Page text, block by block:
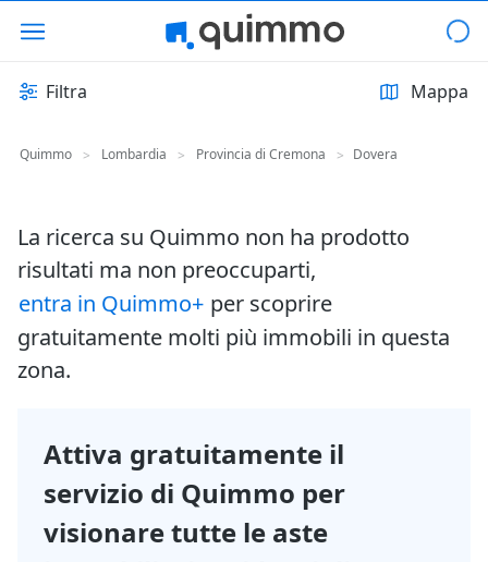
Filtra Mappa
Quimmo > Lombardia > Provincia di Cremona > Dovera
La ricerca su Quimmo non ha prodotto
risultati ma non preoccuparti,
entra in Quimmo+ per scoprire
gratuitamente molti più immobili in questa
zona.
Attiva gratuitamente il
servizio di Quimmo per
visionare tutte le aste